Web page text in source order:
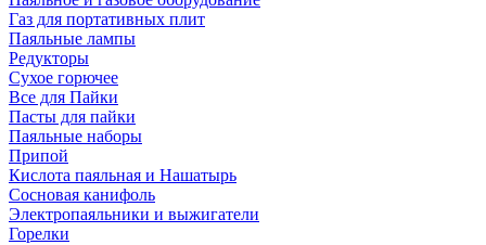
Газ для портативных плит
Паяльные лампы
Редукторы
Сухое горючее
Все для Пайки
Пасты для пайки
Паяльные наборы
Припой
Кислота паяльная и Нашатырь
Сосновая канифоль
Электропаяльники и выжигатели
Горелки